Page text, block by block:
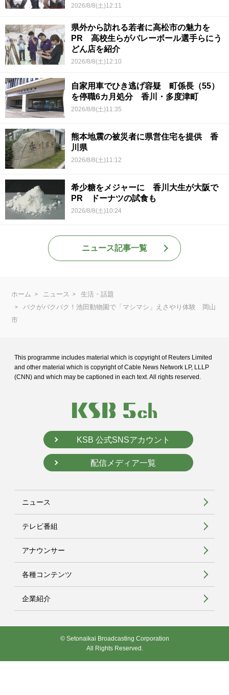
2026/8/8(土)12:11
県外から訪れる若者に高松市の魅力を
PR 高校生らがバレーボール選手らにう
どん店を紹介
2026/8/8(土)12:10
自家用車でひき逃げ容疑 町係長（55）
を停職6カ月処分 香川・多度津町
2026/8/8(土)11:35
熊本地震の被災者に県営住宅を提供 香
川県
2026/8/8(土)11:12
希少糖をメジャーに 香川大生が大阪で
PR ドーナツの試食も
2026/8/8(土)10:24
ニュース記事一覧
ホーム ニュース
生活・話題
バクがバクバク！池田動物園で「マシマシ」えさやり体験 岡山
市
This programme includes material which is copyright of Reuters Limited
and other material which is copyright of Cable News Network LP, LLLP
(CNN) and which may be captioned in each text. All rights reserved.
KSB 公式SNSアカウント
配信メディア一覧
ニュース
テレビ番組
アナウンサー
各種コンテンツ
企業紹介
© Setonaikai Broadcasting Corporation
All Rights Reserved.